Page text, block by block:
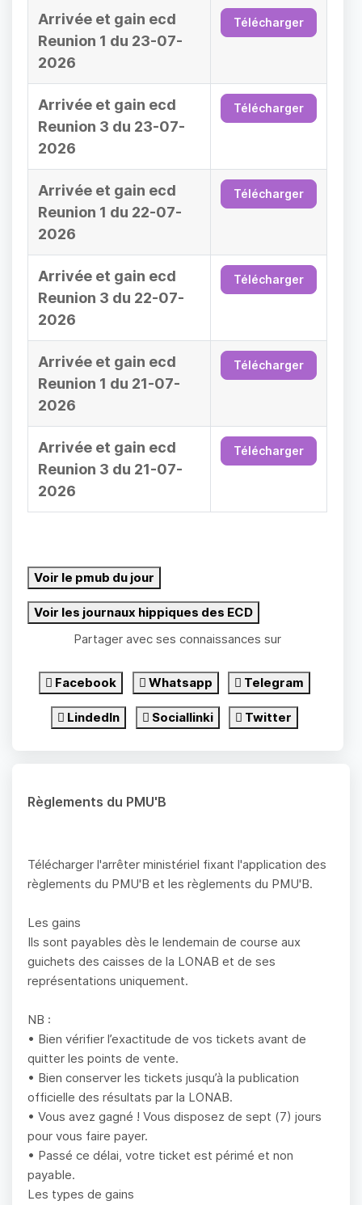
Arrivée et gain ecd
Reunion 1 du 23-07-
2026
Télécharger
Arrivée et gain ecd
Reunion 3 du 23-07-
2026
Télécharger
Arrivée et gain ecd
Reunion 1 du 22-07-
2026
Télécharger
Arrivée et gain ecd
Reunion 3 du 22-07-
2026
Télécharger
Arrivée et gain ecd
Reunion 1 du 21-07-
2026
Télécharger
Arrivée et gain ecd
Reunion 3 du 21-07-
2026
Télécharger
Voir le pmub du jour
Voir les journaux hippiques des ECD
Partager avec ses connaissances sur
Facebook Whatsapp Telegram
LindedIn Sociallinki Twitter
Règlements du PMU'B
Télécharger l'arrêter ministériel fixant l'application des
règlements du PMU'B et les règlements du PMU'B.
Les gains
Ils sont payables dès le lendemain de course aux
guichets des caisses de la LONAB et de ses
représentations uniquement.
NB :
• Bien vérifier l’exactitude de vos tickets avant de
quitter les points de vente.
• Bien conserver les tickets jusqu’à la publication
officielle des résultats par la LONAB.
• Vous avez gagné ! Vous disposez de sept (7) jours
pour vous faire payer.
• Passé ce délai, votre ticket est périmé et non
payable.
Les types de gains